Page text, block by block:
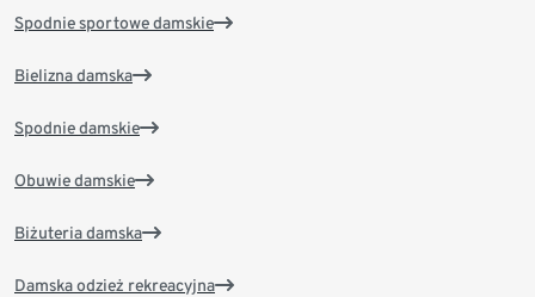
Spodnie sportowe damskie
Bielizna damska
Spodnie damskie
Obuwie damskie
Biżuteria damska
Damska odzież rekreacyjna